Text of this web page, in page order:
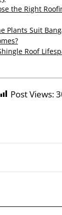
the Right
Plants Suit
Roof
Post Views: